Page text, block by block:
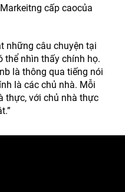
cấp caocủa
những câu chuyện tại
nhìn thấy chính họ.
là thông qua tiếng nói
là các chủ nhà. Mỗi
thực, với chủ nhà thực